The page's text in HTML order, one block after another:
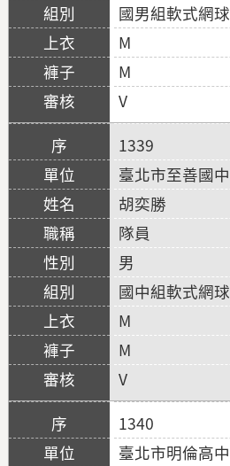
國男組軟式網球
M
M
V
1339
臺北市至善國中
胡奕勝
隊員
男
國中組軟式網球
M
M
V
1340
臺北市明倫高中